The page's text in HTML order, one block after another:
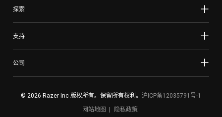
探索
支持
公司
© 2026 Razer Inc 版权所有。保留所有权利。 沪ICP备12035791号-1
网站地图
隐私政策